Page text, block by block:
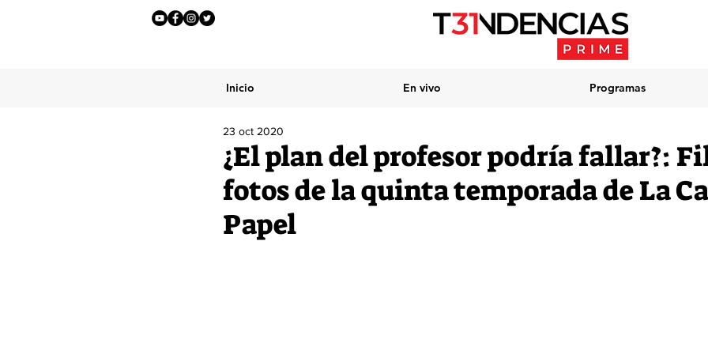
Inicio En vivo Programas
¿El plan del profesor podría fallar?:
fotos de la quinta temporada de La
Papel
23 oct 2020